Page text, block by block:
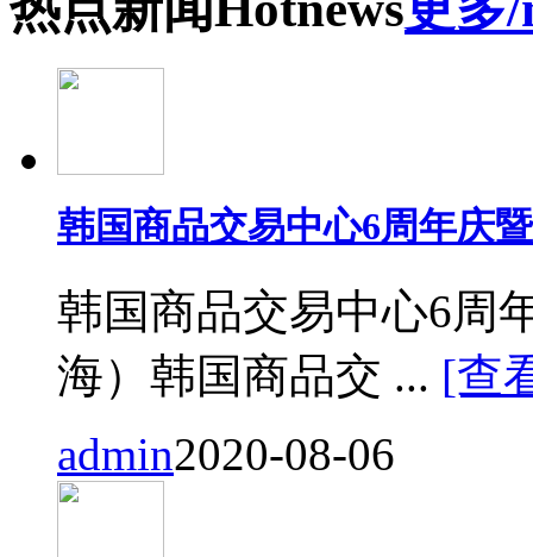
韩国商品交易中心6周年庆
韩国商品交易中心6周
海）韩国商品交 ... [查
admin2020-08-06